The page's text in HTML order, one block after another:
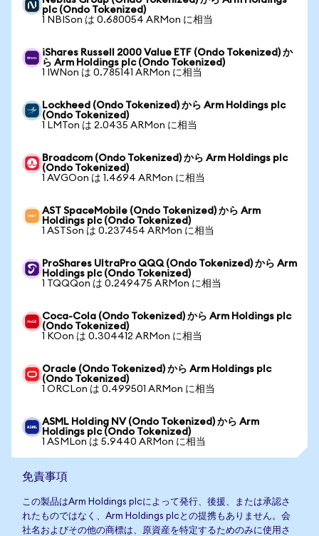
plc (Ondo Tokenized)
1 NBISon は 0.680054 ARMon に相当
iShares Russell 2000 Value ETF (Ondo Tokenized) か
ら Arm Holdings plc (Ondo Tokenized)
1 IWNon は 0.785141 ARMon に相当
Lockheed (Ondo Tokenized) から Arm Holdings plc
(Ondo Tokenized)
1 LMTon は 2.0435 ARMon に相当
Broadcom (Ondo Tokenized) から Arm Holdings plc
(Ondo Tokenized)
1 AVGOon は 1.4694 ARMon に相当
AST SpaceMobile (Ondo Tokenized) から Arm
Holdings plc (Ondo Tokenized)
1 ASTSon は 0.237454 ARMon に相当
ProShares UltraPro QQQ (Ondo Tokenized) から Arm
Holdings plc (Ondo Tokenized)
1 TQQQon は 0.249475 ARMon に相当
Coca-Cola (Ondo Tokenized) から Arm Holdings plc
(Ondo Tokenized)
1 KOon は 0.304412 ARMon に相当
Oracle (Ondo Tokenized) から Arm Holdings plc
(Ondo Tokenized)
1 ORCLon は 0.499501 ARMon に相当
ASML Holding NV (Ondo Tokenized) から Arm
Holdings plc (Ondo Tokenized)
1 ASMLon は 5.9440 ARMon に相当
免責事項
この製品はArm Holdings plcによって発行、後援、または承認さ
れたものではなく、Arm Holdings plcとの提携もありません。会
社名およびその他の商標は、原資産を特定するためのみに使用さ